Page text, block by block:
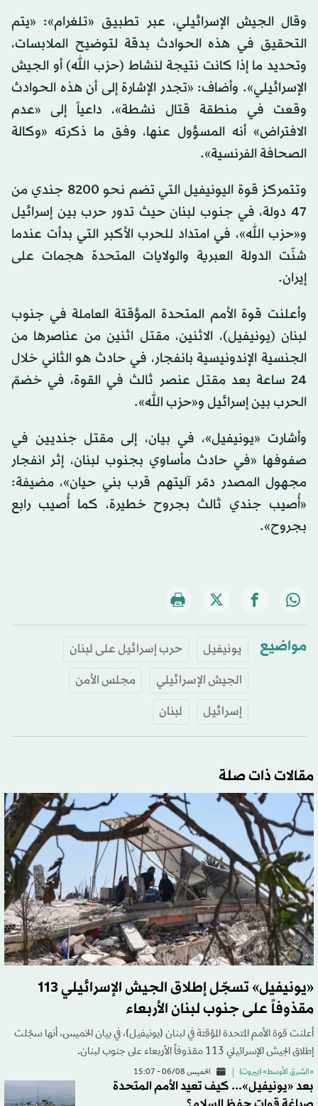
وقال الجيش الإسرائيلي، عبر تطبيق «تلغرام»: «يتم
التحقيق في هذه الحوادث بدقة لتوضيح الملابسات،
وتحديد ما إذا كانت نتيجة لنشاط (حزب الله) أو الجيش
الإسرائيلي». وأضاف: «تجدر الإشارة إلى أن هذه الحوادث
وقعت في منطقة قتال نشطة»، داعياً إلى «عدم
الافتراض» أنه المسؤول عنها، وفق ما ذكرته «وكالة
الصحافة الفرنسية».
وتتمركز قوة اليونيفيل التي تضم نحو 8200 جندي من
47 دولة، في جنوب لبنان حيث تدور حرب بين إسرائيل
و«حزب الله»، في امتداد للحرب الأكبر التي بدأت عندما
شنّت الدولة العبرية والولايات المتحدة هجمات على
إيران.
وأعلنت قوة الأمم المتحدة المؤقتة العاملة في جنوب
لبنان (يونيفيل)، الاثنين، مقتل اثنين من عناصرها من
الجنسية الإندونيسية بانفجار، في حادث هو الثاني خلال
24 ساعة بعد مقتل عنصر ثالث في القوة، في خضمّ
الحرب بين إسرائيل و«حزب الله».
وأشارت «يونيفيل»، في بيان، إلى مقتل جنديين في
صفوفها «في حادث مأساوي بجنوب لبنان، إثر انفجار
مجهول المصدر دمّر آليتهم قرب بني حيان»، مضيفة:
«أُصيب جندي ثالث بجروح خطيرة، كما أُصيب رابع
بجروح».
مواضيع يونيفيل
حرب إسرائيل على لبنان
الجيش الإسرائيلي
مجلس الأمن
إسرائيل
لبنان
مقالات ذات صلة
«يونيفيل» تسجّل إطلاق الجيش الإسرائيلي 113
مقذوفاً على جنوب لبنان الأربعاء
أعلنت قوة الأمم المتحدة المؤقتة في لبنان (يونيفيل)، في بيان الخميس، أنها سجّلت
إطلاق الجيش الإسرائيلي 113 مقذوفاً الأربعاء على جنوب لبنان.
«الشرق الأوسط» (بيروت) الخميس 06/08 - 15:07
بعد «يونيفيل»... كيف تعيد الأمم المتحدة